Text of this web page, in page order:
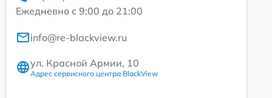
Ежедневно с 9:00 до 21:00
info@re-blackview.ru
ул. Красной Армии, 10
Адрес сервисного центра BlackView